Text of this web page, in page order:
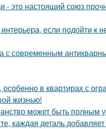
это настоящий союз
если подойти к
с современным
в квартирах с
жизнью!
может быть полным
каждая деталь